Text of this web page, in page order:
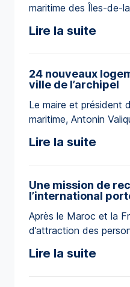
maritime des Îles-de-
soudaine exigence
l’archipel et dans
gare, le
une nouvelle
Lire la suite
24 nouveaux
ville de l’archipel
Le maire et président
maritime, Antonin
Lebouthillier et de la
secteur de
d’habitation dont la
partenaire ». « Depuis
[…]
Lire la suite
Une mission de
l’international
Après le Maroc et la
d’attraction des
des Îles-de-la-
Lire la suite